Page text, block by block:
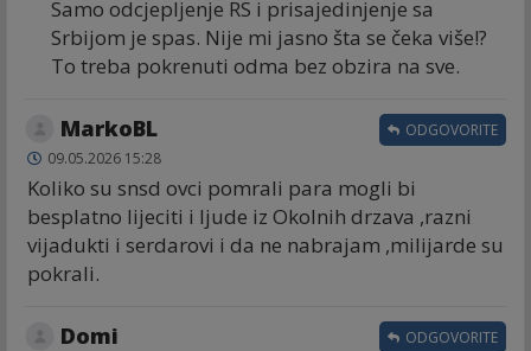
Samo odcjepljenje RS i prisajedinjenje sa
Srbijom je spas. Nije mi jasno šta se čeka više!?
To treba pokrenuti odma bez obzira na sve.
MarkoBL
09.05.2026 15:28
Koliko su snsd ovci pomrali para mogli bi
besplatno lijeciti i ljude iz Okolnih drzava ,razni
vijadukti i serdarovi i da ne nabrajam ,milijarde su
pokrali.
ODGOVORITE
Domi ODGOVORITE